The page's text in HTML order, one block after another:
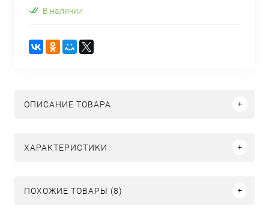
В наличии
ОПИСАНИЕ ТОВАРА
ХАРАКТЕРИСТИКИ
ПОХОЖИЕ ТОВАРЫ (8)